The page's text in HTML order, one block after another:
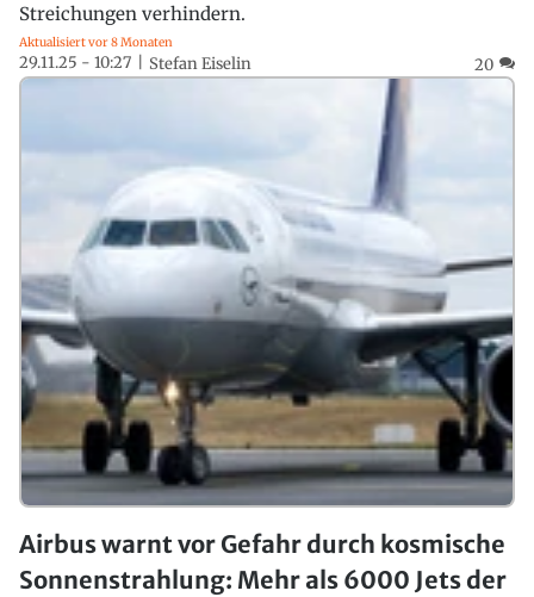
Streichungen verhindern.
Aktualisiert vor 8 Monaten
29.11.25 - 10:27 Stefan Eiselin 20
Airbus warnt vor Gefahr durch kosmische
Sonnenstrahlung: Mehr als 6000 Jets der